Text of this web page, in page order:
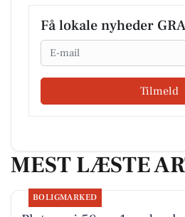
Få lokale nyheder
Email
Tilmeld
MEST LÆSTE
BOLIGMARKED